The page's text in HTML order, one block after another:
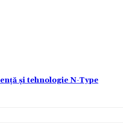
și tehnologie N-Type